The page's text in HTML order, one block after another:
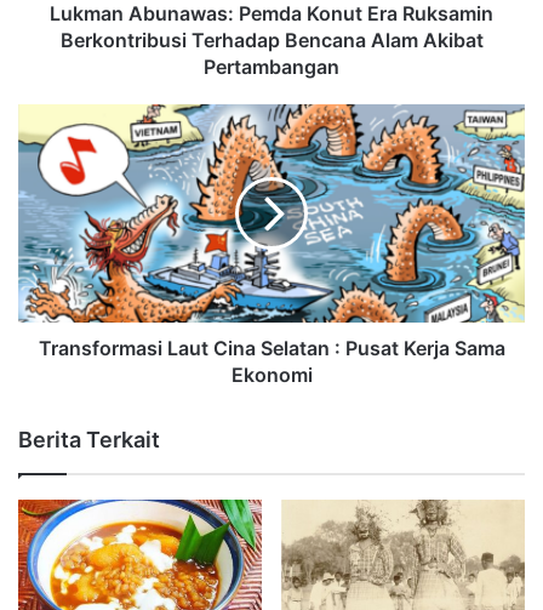
Lukman Abunawas: Pemda Konut Era Ruksamin
Berkontribusi Terhadap Bencana Alam Akibat
Pertambangan
Transformasi Laut Cina Selatan : Pusat Kerja Sama
Ekonomi
Berita Terkait